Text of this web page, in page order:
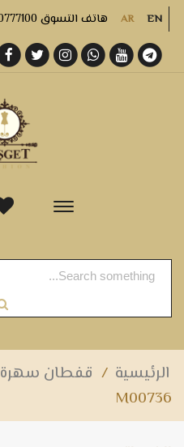
AR EN هاتف التسوق 00905550777100
-
الرئيسية / قفطان سهرة
M00736